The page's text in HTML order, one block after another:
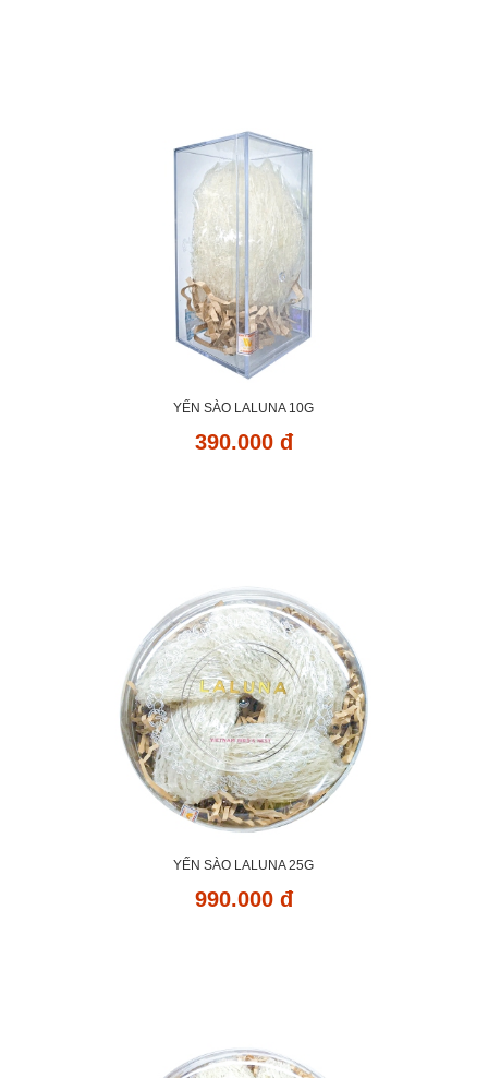
YẾN SÀO LALUNA 10G
390.000 đ
YẾN SÀO LALUNA 25G
990.000 đ